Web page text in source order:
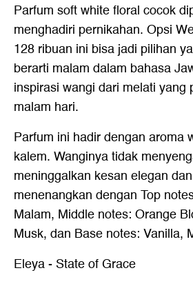
Parfum soft white floral cocok
menghadiri pernikahan. Opsi
128 ribuan ini bisa jadi pilihan
berarti malam dalam bahasa
inspirasi wangi dari melati yang
malam hari.
Parfum ini hadir dengan aroma
kalem. Wanginya tidak
meninggalkan kesan elegan
menenangkan dengan Top
Malam, Middle notes: Orange
Musk, dan Base notes: Vanilla,
Eleya - State of Grace